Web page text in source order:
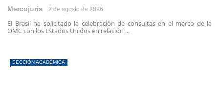
Mercojuris 2 de agosto de 2026
El Brasil ha solicitado la celebración de consultas en el marco de la
OMC con los Estados Unidos en relación ...
SECCIÓN ACADÉMICA